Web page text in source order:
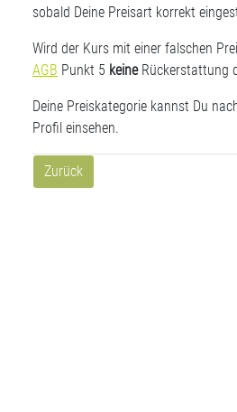
sobald Deine Preisart korrekt
Wird der Kurs mit einer falschen
AGB Punkt 5 keine Rückerstattung
Deine Preiskategorie kannst Du
Profil einsehen.
Zurück